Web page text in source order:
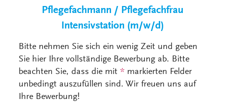
Pflegefachmann / Pflegefachfrau
Intensivstation (m/w/d)
Bitte nehmen Sie sich ein wenig Zeit und geben
Sie hier Ihre vollständige Bewerbung ab. Bitte
beachten Sie, dass die mit* markierten Felder
unbedingt auszufüllen sind. Wir freuen uns auf
Ihre Bewerbung!